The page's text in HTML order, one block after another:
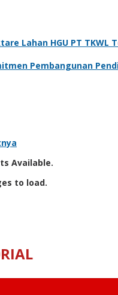
Lahan HGU PT
Pembangunan
Available.
to load.